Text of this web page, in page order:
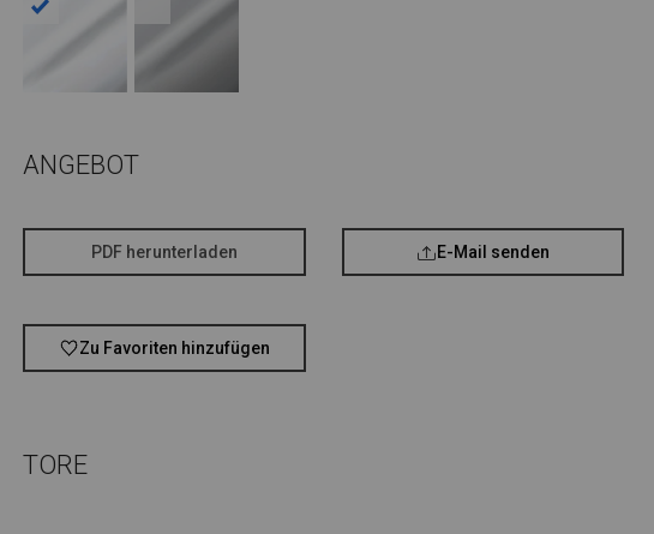
ANGEBOT
PDF herunterladen E-Mail senden
Zu Favoriten hinzufügen
TORE